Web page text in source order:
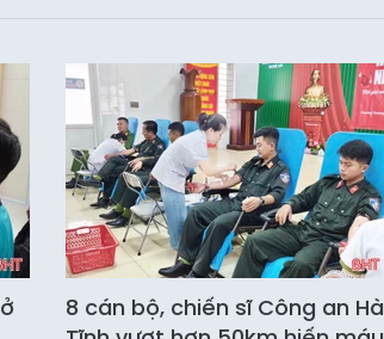
8 cán bộ, chiến sĩ Công an Hà